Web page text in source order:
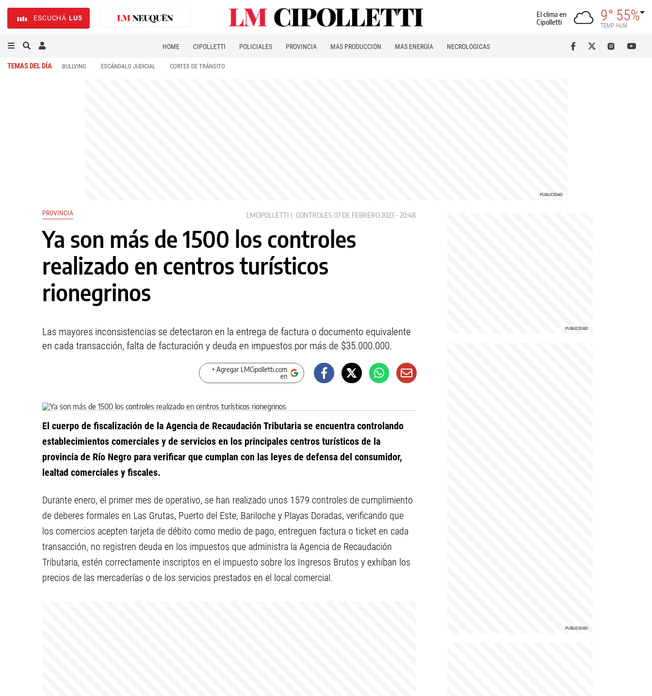
ESCUCHÁ LU5
El clima en
Cipolletti
9°
TEMP
55%
HUM
HOME CIPOLLETTI POLICIALES PROVINCIA MÁS PRODUCCIÓN MÁS ENERGÍA NECROLÓGICAS
TEMAS DEL DÍA BULLYING ESCÁNDALO JUDICIAL CORTES DE TRÁNSITO
PROVINCIA LMCIPOLLETTI CONTROLES 07 DE FEBRERO 2023 - 20:48
Ya son más de 1500 los controles
realizado en centros turísticos
rionegrinos
Las mayores inconsistencias se detectaron en la entrega de factura o documento equivalente
en cada transacción, falta de facturación y deuda en impuestos por más de $35.000.000.
+ Agregar LMCipolletti.com
en
El cuerpo de fiscalización de la Agencia de Recaudación Tributaria se encuentra controlando
establecimientos comerciales y de servicios en los principales centros turísticos de la
provincia de Río Negro para verificar que cumplan con las leyes de defensa del consumidor,
lealtad comerciales y fiscales.
Durante enero, el primer mes de operativo, se han realizado unos 1579 controles de cumplimiento
de deberes formales en Las Grutas, Puerto del Este, Bariloche y Playas Doradas, verificando que
los comercios acepten tarjeta de débito como medio de pago, entreguen factura o ticket en cada
transacción, no registren deuda en los impuestos que administra la Agencia de Recaudación
Tributaria, estén correctamente inscriptos en el impuesto sobre los Ingresos Brutos y exhiban los
precios de las mercaderías o de los servicios prestados en el local comercial.